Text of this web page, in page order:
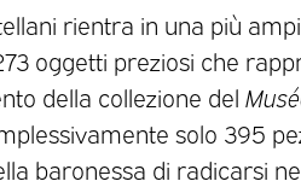
rientra in una più
oggetti preziosi che
della collezione del
solo 395
baronessa di radicarsi